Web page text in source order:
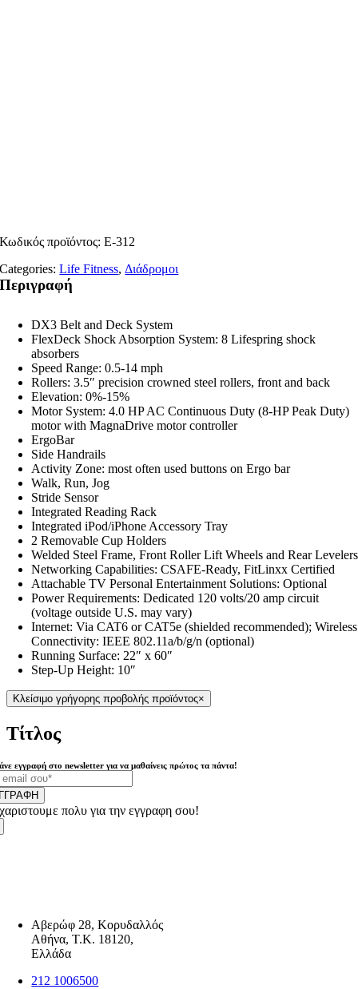
Κωδικός προϊόντος:E-312
Categories:Life Fitness,Διάδρομοι
Περιγραφή
DX3 Belt and Deck System
FlexDeck Shock Absorption System: 8 Lifespring shock
absorbers
Speed Range: 0.5-14 mph
Rollers: 3.5″ precision crowned steel rollers, front and back
Elevation: 0%-15%
Motor System: 4.0 HP AC Continuous Duty (8-HP Peak Duty)
motor with MagnaDrive motor controller
ErgoBar
Side Handrails
Activity Zone: most often used buttons on Ergo bar
Walk, Run, Jog
Stride Sensor
Integrated Reading Rack
Integrated iPod/iPhone Accessory Tray
2 Removable Cup Holders
Welded Steel Frame, Front Roller Lift Wheels and Rear Levelers
Networking Capabilities: CSAFE-Ready, FitLinxx Certified
Attachable TV Personal Entertainment Solutions: Optional
Power Requirements: Dedicated 120 volts/20 amp circuit
(voltage outside U.S. may vary)
Internet: Via CAT6 or CAT5e (shielded recommended); Wireless
Connectivity: IEEE 802.11a/b/g/n (optional)
Running Surface: 22″ x 60″
Step-Up Height: 10″
Κλείσιμο γρήγορης προβολής προϊόντος×
Τίτλος
εγγραφή στο newsletter για να μαθαίνεις πρώτος τα πάντα!
πολυ για την εγγραφη σου!
Αβερώφ 28, Κορυδαλλός
Αθήνα, Τ.Κ. 18120,
Ελλάδα
212 1006500